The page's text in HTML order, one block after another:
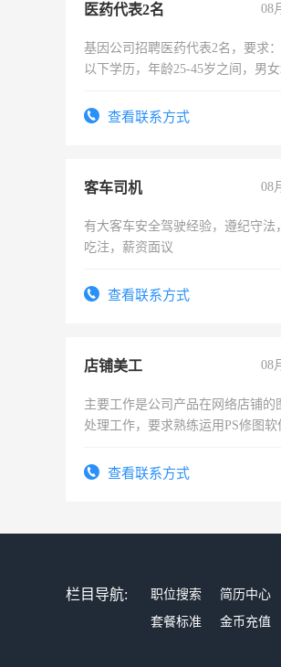
医药代表2名 08
基因公司招聘医药代表2名，要求
以下学历，年龄25-45岁之间，男
表或者有医学资质的优先，底薪+绩
查看联系方式
客车司机 08
有大客车安全驾驶经验，遵纪守法
吃注，薪资面议
查看联系方式
店铺美工 08
主要工作是公司产品在网络店铺的
处理工作，要求熟练运用PS修图软
查看联系方式
栏目导航: 职位搜索 简历中心
套餐标准
金币充值